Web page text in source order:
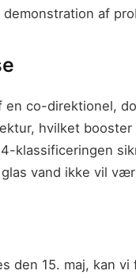
af
co-direktionel,
hvilket
klassificeringen
vand ikke vil
den 15. maj, kan